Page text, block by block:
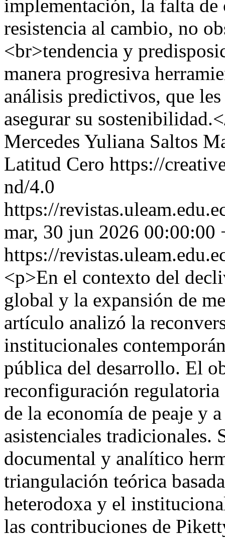
implementación, la falta
resistencia al cambio, no
<br>tendencia y
manera progresiva
análisis predictivos, que
asegurar su
Mercedes Yuliana Saltos
Latitud Cero https://
nd/4.0
https://
mar, 30 jun 2026 00:00:00
https://
<p>En el contexto del
global y la expansión de
artículo analizó la
institucionales
pública del desarrollo. El
reconfiguración
de la economía de peaje y
asistenciales tradicionales.
documental y analítico
triangulación teórica
heterodoxa y el
las contribuciones de